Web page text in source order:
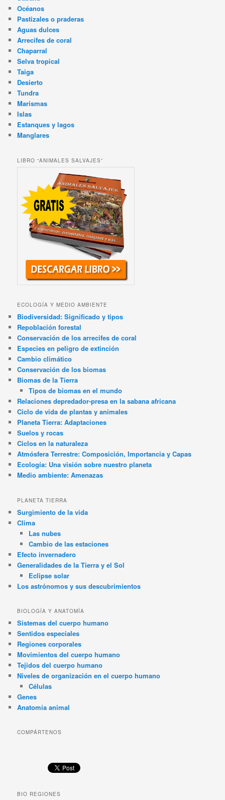
Océanos
Pastizales o praderas
Aguas dulces
Arrecifes de coral
Chaparral
Selva tropical
Taiga
Desierto
Tundra
Marismas
Islas
Estanques y lagos
Manglares
LIBRO “ANIMALES SALVAJES”
ECOLOGÍA Y MEDIO AMBIENTE
Biodiversidad: Significado y tipos
Repoblación forestal
Conservación de los arrecifes de coral
Especies en peligro de extinción
Cambio climático
Conservación de los biomas
Biomas de la Tierra
Tipos de biomas en el mundo
Relaciones depredador-presa en la sabana africana
Ciclo de vida de plantas y animales
Planeta Tierra: Adaptaciones
Suelos y rocas
Ciclos en la naturaleza
Atmósfera Terrestre: Composición, Importancia y Capas
Ecología: Una visión sobre nuestro planeta
Medio ambiente: Amenazas
PLANETA TIERRA
Surgimiento de la vida
Clima
Las nubes
Cambio de las estaciones
Efecto invernadero
Generalidades de la Tierra y el Sol
Eclipse solar
Los astrónomos y sus descubrimientos
BIOLOGÍA Y ANATOMÍA
Sistemas del cuerpo humano
Sentidos especiales
Regiones corporales
Movimientos del cuerpo humano
Tejidos del cuerpo humano
Niveles de organización en el cuerpo humano
Células
Genes
Anatomía animal
COMPÁRTENOS
BIO REGIONES